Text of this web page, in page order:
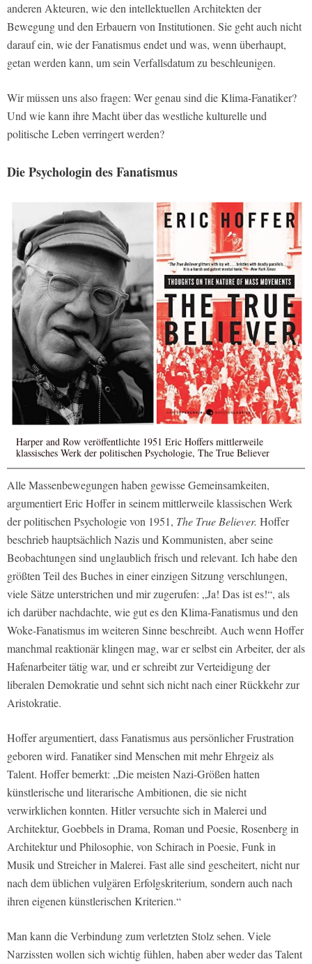
anderen Akteuren, wie den intellektuellen Architekten der
Bewegung und den Erbauern von Institutionen. Sie geht auch nicht
darauf ein, wie der Fanatismus endet und was, wenn überhaupt,
getan werden kann, um sein Verfallsdatum zu beschleunigen.
Wir müssen uns also fragen: Wer genau sind die Klima-Fanatiker?
Und wie kann ihre Macht über das westliche kulturelle und
politische Leben verringert werden?
Die Psychologin des Fanatismus
Harper and Row veröffentlichte 1951 Eric Hoffers mittlerweile
klassisches Werk der politischen Psychologie, The True Believer
Alle Massenbewegungen haben gewisse Gemeinsamkeiten,
argumentiert Eric Hoffer in seinem mittlerweile klassischen Werk
der politischen Psychologie von 1951, The True Believer. Hoffer
beschrieb hauptsächlich Nazis und Kommunisten, aber seine
Beobachtungen sind unglaublich frisch und relevant. Ich habe den
größten Teil des Buches in einer einzigen Sitzung verschlungen,
viele Sätze unterstrichen und mir zugerufen: „Ja! Das ist es!“, als
ich darüber nachdachte, wie gut es den Klima-Fanatismus und den
Woke-Fanatismus im weiteren Sinne beschreibt. Auch wenn Hoffer
manchmal reaktionär klingen mag, war er selbst ein Arbeiter, der als
Hafenarbeiter tätig war, und er schreibt zur Verteidigung der
liberalen Demokratie und sehnt sich nicht nach einer Rückkehr zur
Aristokratie.
Hoffer argumentiert, dass Fanatismus aus persönlicher Frustration
geboren wird. Fanatiker sind Menschen mit mehr Ehrgeiz als
Talent. Hoffer bemerkt: „Die meisten Nazi-Größen hatten
künstlerische und literarische Ambitionen, die sie nicht
verwirklichen konnten. Hitler versuchte sich in Malerei und
Architektur, Goebbels in Drama, Roman und Poesie, Rosenberg in
Architektur und Philosophie, von Schirach in Poesie, Funk in
Musik und Streicher in Malerei. Fast alle sind gescheitert, nicht nur
nach dem üblichen vulgären Erfolgskriterium, sondern auch nach
ihren eigenen künstlerischen Kriterien.“
Man kann die Verbindung zum verletzten Stolz sehen. Viele
Narzissten wollen sich wichtig fühlen, haben aber weder das Talent